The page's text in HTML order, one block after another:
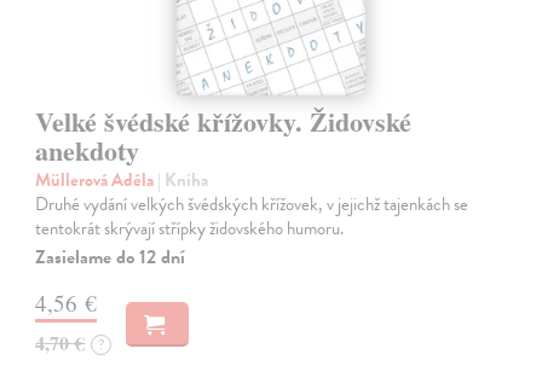
Velké švédské křížovky. Židovské
anekdoty
Müllerová Adéla| Kniha
Druhé vydání velkých švédských křížovek, v jejichž tajenkách se
tentokrát skrývají střípky židovského humoru.
Zasielame do 12 dní
4,56 €
4,70 € ?